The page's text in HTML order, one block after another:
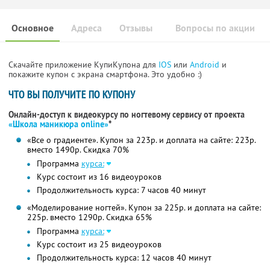
Основное Отзывы Вопросы по акции
Адреса
Скачайте приложение КупиКупона для IOS или Android и
покажите купон с экрана смартфона. Это удобно :)
ЧТО ВЫ ПОЛУЧИТЕ ПО КУПОНУ
Онлайн-доступ к видеокурсу по ногтевому сервису от проекта
«Школа маникюра online»*
«Все о градиенте». Купон за 223р. и доплата на сайте: 223р.
вместо 1490р.Скидка 70%
Программа курса:
Курс состоит из 16 видеоуроков
Продолжительность курса: 7 часов 40 минут
«Моделирование ногтей». Купон за 225р. и доплата на сайте:
225р. вместо 1290р. Скидка 65%
Программа курса:
Курс состоит из 25 видеоуроков
Продолжительность курса: 12 часов 40 минут